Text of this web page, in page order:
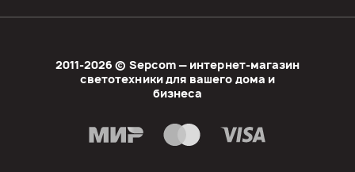
2011-2026 © Sеpcom — интернет-магазин
светотехники для вашего дома и
бизнеса